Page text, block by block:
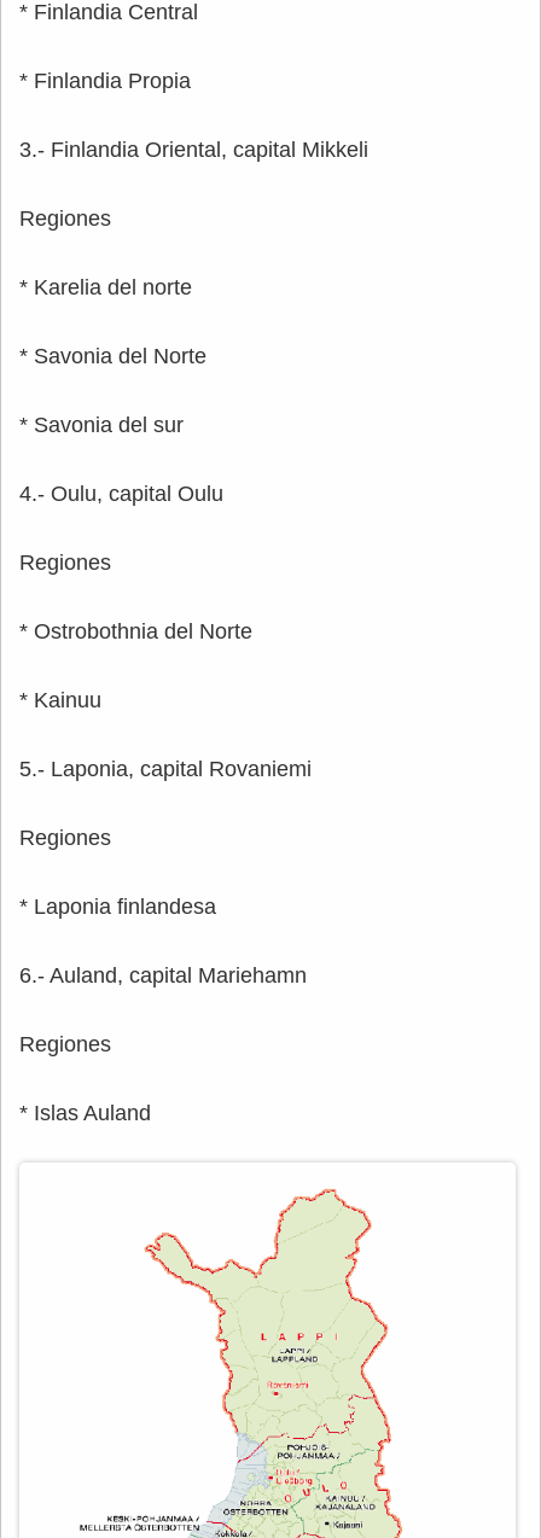
* Finlandia Central
* Finlandia Propia
3.- Finlandia Oriental, capital Mikkeli
Regiones
* Karelia del norte
* Savonia del Norte
* Savonia del sur
4.- Oulu, capital Oulu
Regiones
* Ostrobothnia del Norte
* Kainuu
5.- Laponia, capital Rovaniemi
Regiones
* Laponia finlandesa
6.- Auland, capital Mariehamn
Regiones
* Islas Auland